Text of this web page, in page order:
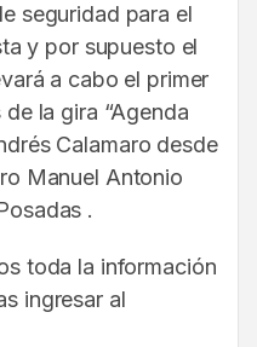
seguridad para el
y por supuesto el
a cabo el primer
la gira “Agenda
Calamaro desde
Manuel Antonio
.
toda la información
ingresar al